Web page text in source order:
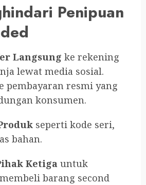
Penipuan
Langsung ke rekening
lewat media sosial.
pembayaran resmi yang
konsumen.
seperti kode seri,
bahan.
Ketiga untuk
barang second